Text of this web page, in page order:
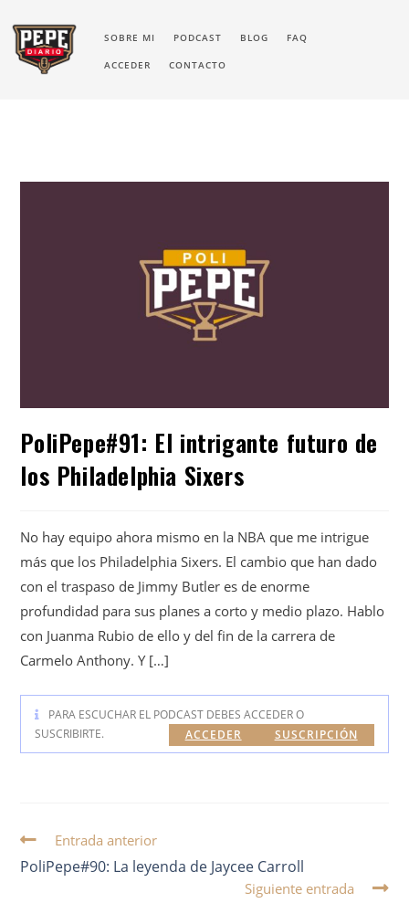
SOBRE MI PODCAST BLOG FAQ
ACCEDER CONTACTO
PoliPepe#91: El intrigante futuro de
los Philadelphia Sixers
No hay equipo ahora mismo en la NBA que me intrigue
más que los Philadelphia Sixers. El cambio que han dado
con el traspaso de Jimmy Butler es de enorme
profundidad para sus planes a corto y medio plazo. Hablo
con Juanma Rubio de ello y del fin de la carrera de
Carmelo Anthony. Y […]
PARA ESCUCHAR EL PODCAST DEBES ACCEDER O
SUSCRIBIRTE.
SUSCRIPCIÓN
ACCEDER
Entrada anterior
PoliPepe#90: La leyenda de Jaycee Carroll
Siguiente entrada